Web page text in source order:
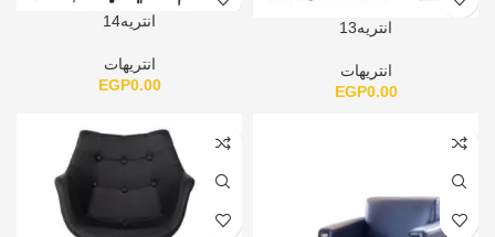
انتريه13
انتريهات
EGP0.00
انتريه14
انتريهات
EGP0.00